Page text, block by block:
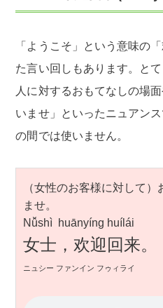
「ようこそ」という意味の
た言い回しもあります。と
人に対するおもてなしの場
いませ」といったニュアン
の間では使いません。
（女性のお客様に対して
ませ。
Nǚshì huānyíng huílái
女士，欢迎回来。
ニュシー ファンイン フゥィライ